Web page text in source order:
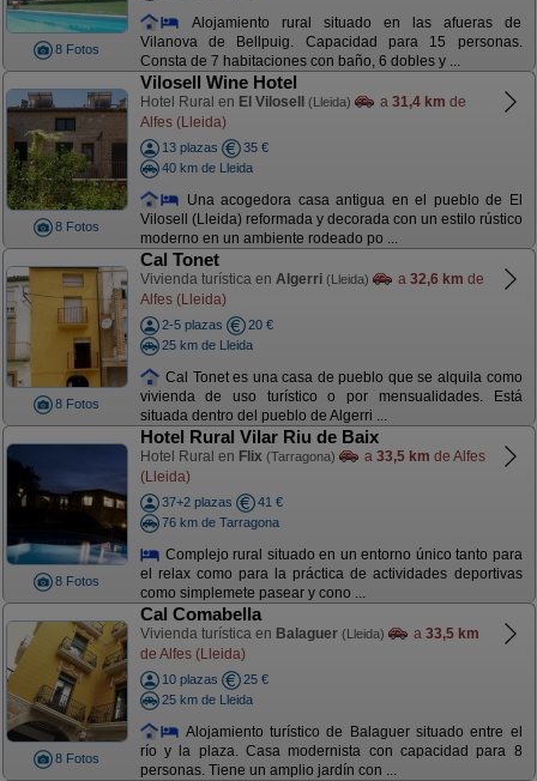
8 Fotos
Alojamiento rural situado en las afueras de
Vilanova de Bellpuig. Capacidad para 15 personas.
Consta de 7 habitaciones con baño, 6 dobles y ...
8 Fotos
Vilosell Wine Hotel
Hotel Rural en El Vilosell (Lleida) a 31,4 km de
Alfes (Lleida)
13 plazas
35 €
40 km de Lleida
Una acogedora casa antigua en el pueblo de El
Vilosell (Lleida) reformada y decorada con un estilo rústico
moderno en un ambiente rodeado po ...
8 Fotos
Cal Tonet
Vivienda turística en Algerri (Lleida) a 32,6 km de
Alfes (Lleida)
2-5 plazas
20 €
25 km de Lleida
Cal Tonet es una casa de pueblo que se alquila como
vivienda de uso turístico o por mensualidades. Está
situada dentro del pueblo de Algerri ...
8 Fotos
Hotel Rural Vilar Riu de Baix
Hotel Rural en Flix (Tarragona) a 33,5 km de Alfes
(Lleida)
37+2 plazas
41 €
76 km de Tarragona
Complejo rural situado en un entorno único tanto para
el relax como para la práctica de actividades deportivas
como simplemete pasear y cono ...
8 Fotos
Cal Comabella
Vivienda turística en Balaguer (Lleida) a 33,5 km
de Alfes (Lleida)
10 plazas
25 €
25 km de Lleida
Alojamiento turístico de Balaguer situado entre el
río y la plaza. Casa modernista con capacidad para 8
personas. Tiene un amplio jardín con ...